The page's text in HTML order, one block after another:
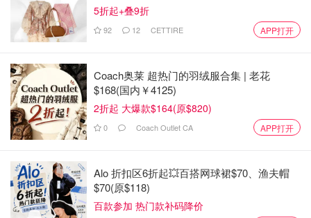
5折起+叠9折
92 12 CETTIRE APP打开
Coach奥莱 超热门的羽绒服合集 | 老花
$168(国内￥4125)
2折起 大爆款$164(原$820)
0 Coach Outlet CA APP打开
Alo 折扣区6折起💥百搭网球裙$70、渔夫帽
$70(原$118)
百款参加 热门款补码降价